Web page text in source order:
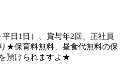
日1日）、賞与年2回、正社員
★保育料無料、昼食代無料の保
預けられますよ★